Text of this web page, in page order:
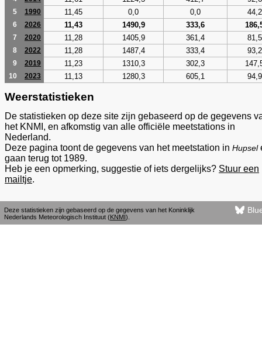
5 1990 11,45 0,0 0,0 44,2
6 2026 11,43 1490,9 333,6
7 2020 11,28 1405,9 361,4 81,5
8 2022 11,28 1487,4 333,4 93,2
9 2019 11,23 1310,3 302,3
10 2023 11,13 1280,3 605,1 94,9
Weerstatistieken
De statistieken op deze site zijn gebaseerd op de gegevens
het KNMI, en afkomstig van alle officiële meetstations in
Nederland.
Deze pagina toont de gegevens van het meetstation in Hupsel
gaan terug tot 1989.
Heb je een opmerking, suggestie of iets dergelijks? Stuur een
mailtje.
Deze statistieken zijn gebaseerd op de gegevens van het Koninklijk
Nederlands Meteorologisch Instituut (KNMI).